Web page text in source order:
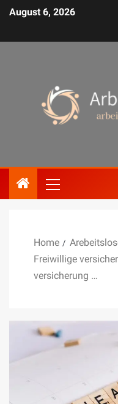
August 6, 2026
Home
Freiwillige
versicherung …